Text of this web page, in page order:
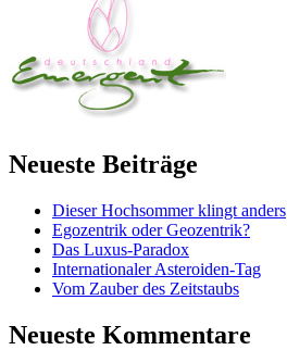
Neueste Beiträge
Dieser Hochsommer klingt anders
Egozentrik oder Geozentrik?
Das Luxus-Paradox
Internationaler Asteroiden-Tag
Vom Zauber des Zeitstaubs
Neueste Kommentare